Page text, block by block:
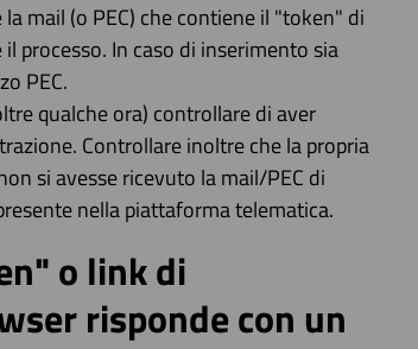
mail (o PEC) che contiene il "token" di
processo. In caso di inserimento sia
PEC.
qualche ora) controllare di aver
Controllare inoltre che la propria
si avesse ricevuto la mail/PEC di
nella piattaforma telematica.
o link di
risponde con un